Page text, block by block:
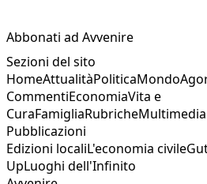
Abbonati ad Avvenire
Sezioni del sito
HomeAttualitàPoliticaMondo
CommentiEconomiaVita e
CuraFamigliaRubricheMultimedia
Pubblicazioni
Edizioni localiL'economia civile
UpLuoghi dell'Infinito